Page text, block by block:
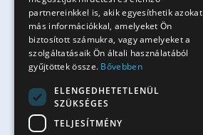
partnereinkkel is, akik egyesíthetik azokat
más információkkal, amelyeket Ön
biztosított számukra, vagy amelyeket a
szolgáltatásaik Ön általi használatából
gyűjtöttek össze. Bővebben
ELENGEDHETETLENÜL
SZÜKSÉGES
TELJESÍTMÉNY